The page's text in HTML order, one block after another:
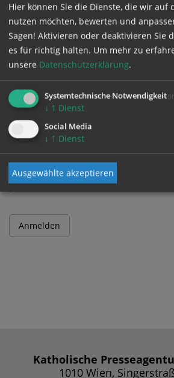
GESCHÜTZTER BEREICH
Bitte melden Sie sich mit Ihrem
und Passwort an.
Benutzername
Passwort
Katholische
1010 Wien,
Hier können Sie die Dienste, die wir auf
nutzen möchten, bewerten und
Sagen! Aktivieren oder deaktivieren Sie
es für richtig halten. Um mehr zu
unsere Datenschutzerklärung.
Systemtechnische Notwendigkeit
↓ 1 Dienst
Social Media
↓ 1 Dienst
Ausgewählte akzeptieren